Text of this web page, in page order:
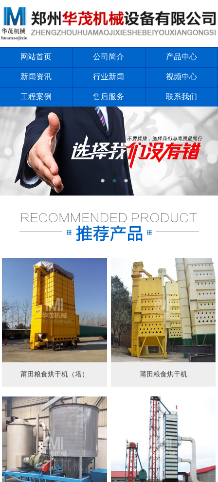
网站首页 公司简介 产品中心
新闻资讯 行业新闻 视频中心
工程案例 售后服务 联系我们
莆田粮食烘干机（塔） 莆田粮食烘干机